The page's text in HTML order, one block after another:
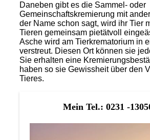
Daneben gibt es die Sammel- oder
Gemeinschaftskremierung mit
der Name schon sagt, wird ihr Tier
Tieren gemeinsam pietätvoll
Asche wird am Tierkrematorium in
verstreut. Diesen Ort können sie
Sie erhalten eine
haben so sie Gewissheit über den
Tieres.
Mein Tel.: 0231 -